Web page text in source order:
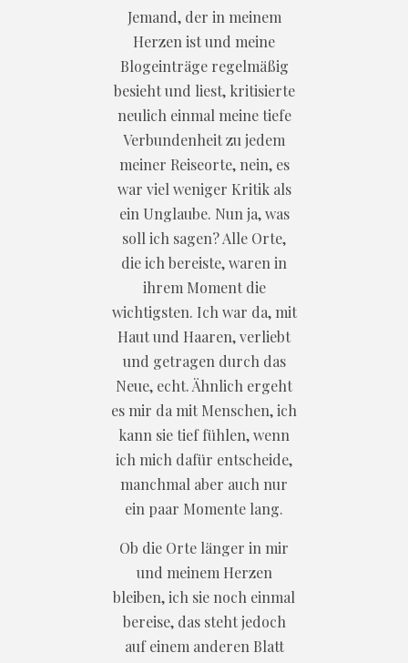
Jemand, der in meinem
Herzen ist und meine
Blogeinträge regelmäßig
besieht und liest, kritisierte
neulich einmal meine tiefe
Verbundenheit zu jedem
meiner Reiseorte, nein, es
war viel weniger Kritik als
ein Unglaube. Nun ja, was
soll ich sagen? Alle Orte,
die ich bereiste, waren in
ihrem Moment die
wichtigsten. Ich war da, mit
Haut und Haaren, verliebt
und getragen durch das
Neue, echt. Ähnlich ergeht
es mir da mit Menschen, ich
kann sie tief fühlen, wenn
ich mich dafür entscheide,
manchmal aber auch nur
ein paar Momente lang.
Ob die Orte länger in mir
und meinem Herzen
bleiben, ich sie noch einmal
bereise, das steht jedoch
auf einem anderen Blatt